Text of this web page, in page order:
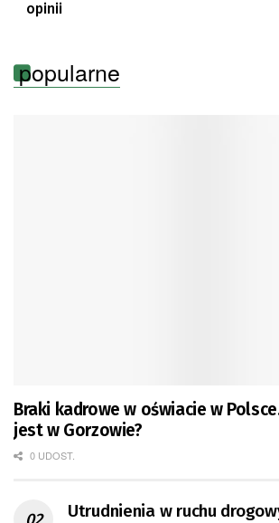
opinii
popularne
Braki kadrowe w oświacie w
jest w Gorzowie?
0 UDOST.
Utrudnienia w ruchu